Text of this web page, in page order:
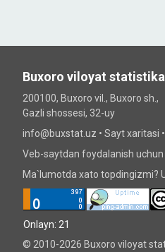
Buxoro viloyat
200100, Buxoro vil., Buxoro sh.,
Gazli shossesi, 32-uy
info@buxstat.uz • Sayt xaritasi •
Veb-saytdan foydalanish
Ma`lumotda xato topdingizmi?
Onlayn: 21
© 2010-2026 Buxoro viloyat